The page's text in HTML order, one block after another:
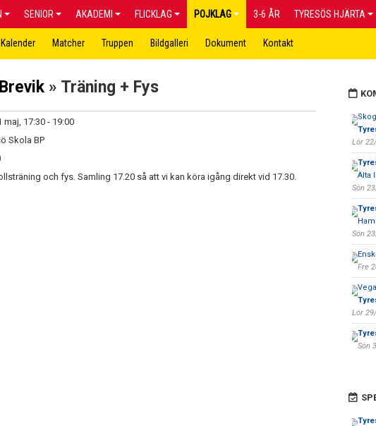
SENIOR AKADEMI FLICKLAG POJKLAG 3-6 ÅR TYRESÖS HJÄRTA
Kalender Matcher Truppen Bildgalleri Dokument Kontakt
» Träning + Fys
maj, 17:30 - 19:00
Skola BP
och fys. Samling 17.20 så att vi kan köra igång direkt vid 17.30.
Lör
Älta
Sön
Sön
Fre
Lör
Sön